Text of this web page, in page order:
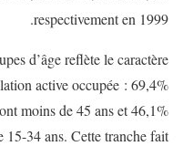
respectivement en 1999.
d’âge reflète le caractère
active occupée : 69,4%
moins de 45 ans et 46,1%
15-34 ans. Cette tranche fait